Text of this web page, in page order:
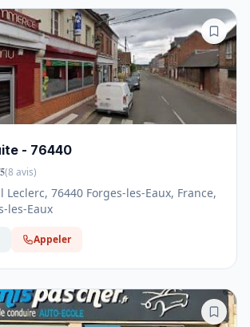
- 76440
(8 avis)
Leclerc, 76440 Forges-les-Eaux, France,
les-Eaux
Appeler